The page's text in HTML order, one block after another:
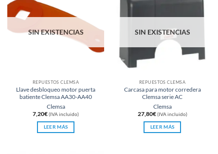
SIN EXISTENCIAS
REPUESTOS CLEMSA
Llave desbloqueo motor puerta
batiente Clemsa AA30-AA40
Clemsa
7,20€(IVA incluido)
LEER MÁS
SIN EXISTENCIAS
REPUESTOS CLEMSA
Carcasa para motor corredera
Clemsa serie AC
Clemsa
27,80€ (IVA incluido)
LEER MÁS